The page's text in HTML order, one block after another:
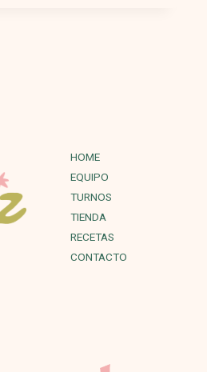
HOME
EQUIPO
TURNOS
TIENDA
RECETAS
CONTACTO